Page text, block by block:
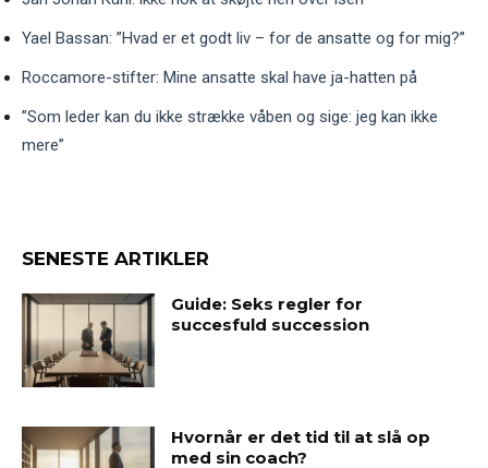
Yael Bassan: ”Hvad er et godt liv – for de ansatte og for mig?”
Roccamore-stifter: Mine ansatte skal have ja-hatten på
”Som leder kan du ikke strække våben og sige: jeg kan ikke
mere”
SENESTE ARTIKLER
Guide: Seks regler for
succesfuld succession
Hvornår er det tid til at slå op
med sin coach?